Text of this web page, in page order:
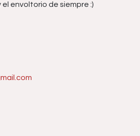
envoltorio de siempre :)